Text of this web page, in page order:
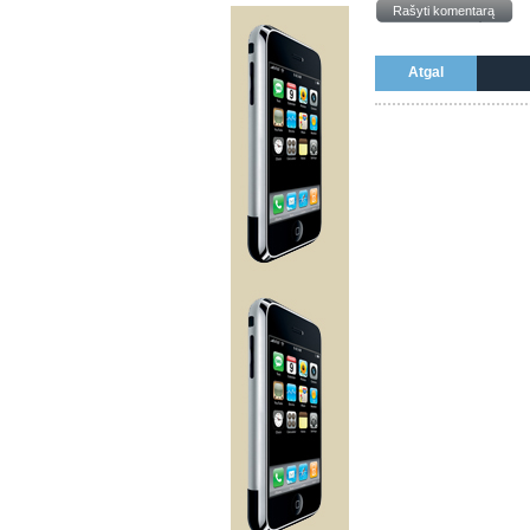
Rašyti komentarą
Atgal